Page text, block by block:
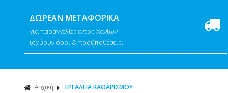
ΔΩΡΕΑΝ ΜΕΤΑΦΟΡΙΚΑ
για παραγγελίες εντος Χανίων
ισχύουν όροι & προϋποθέσεις.
Αρχική ΕΡΓΑΛΕΙΑ ΚΑΘΑΡΙΣΜΟΥ